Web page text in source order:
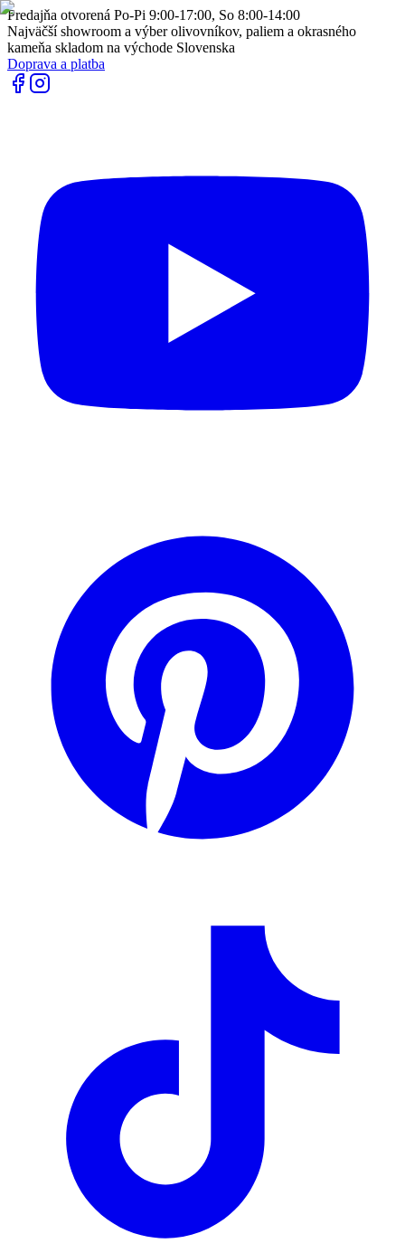
Predajňa otvorená Po-Pi 9:00-17:00, So 8:00-14:00
Najväčší showroom a výber olivovníkov, paliem a okrasného
kameňa skladom na východe Slovenska
Doprava a platba